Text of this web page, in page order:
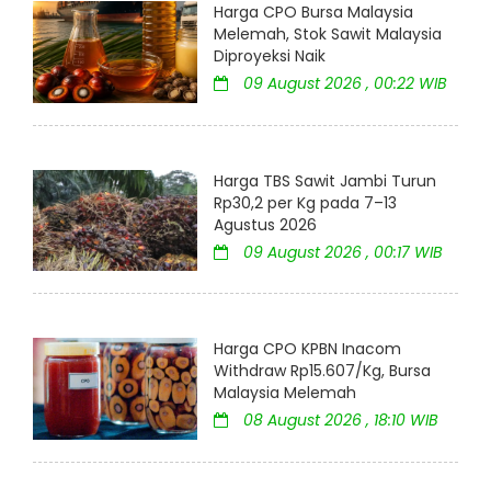
Harga CPO Bursa Malaysia
Melemah, Stok Sawit Malaysia
Diproyeksi Naik
09 August 2026 , 00:22 WIB
Harga TBS Sawit Jambi Turun
Rp30,2 per Kg pada 7–13
Agustus 2026
09 August 2026 , 00:17 WIB
Harga CPO KPBN Inacom
Withdraw Rp15.607/Kg, Bursa
Malaysia Melemah
08 August 2026 , 18:10 WIB